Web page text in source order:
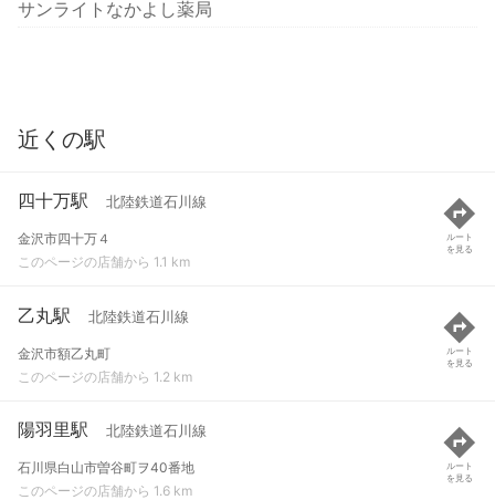
サンライトなかよし薬局
近くの駅
四十万駅 北陸鉄道石川線
金沢市四十万４
このページの店舗から 1.1 km
ルート
を見る
乙丸駅 北陸鉄道石川線
金沢市額乙丸町
このページの店舗から 1.2 km
ルート
を見る
陽羽里駅 北陸鉄道石川線
石川県白山市曽谷町ヲ40番地
このページの店舗から 1.6 km
ルート
を見る